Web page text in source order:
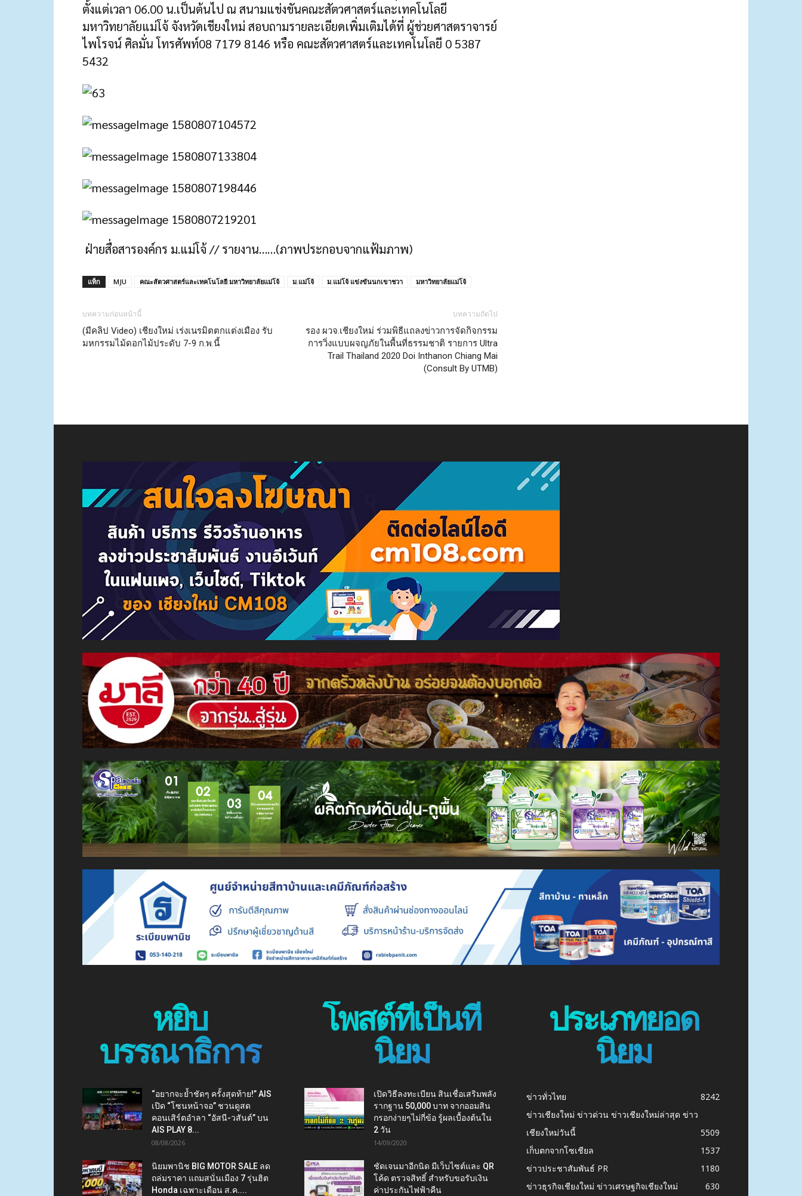
ตั้งแต่เวลา 06.00 น.เป็นต้นไป ณ สนามแข่งขันคณะสัตวศาสตร์และเทคโนโลยี
มหาวิทยาลัยแม่โจ้ จังหวัดเชียงใหม่ สอบถามรายละเอียดเพิ่มเติมได้ที่ ผู้ช่วยศาสตราจารย์
ไพโรจน์ ศิลมั่น โทรศัพท์08 7179 8146 หรือ คณะสัตวศาสตร์และเทคโนโลยี 0 5387
5432
ฝ่ายสื่อสารองค์กร ม.แม่โจ้ // รายงาน……(ภาพประกอบจากแฟ้มภาพ)
แท็ก MJU คณะสัตวศาสตร์และเทคโนโลยี มหาวิทยาลัยแม่โจ้ ม.แม่โจ้ ม.แม่โจ้ แข่งขันนกเขาชวา มหาวิทยาลัยแม่โจ้
บทความก่อนหน้านี้
(มีคลิป Video) เชียงใหม่ เร่งเนรมิตตกแต่งเมือง รับ
มหกรรมไม้ดอกไม้ประดับ 7-9 ก.พ.นี้
บทความถัดไป
รอง ผวจ.เชียงใหม่ ร่วมพิธีแถลงข่าวการจัดกิจกรรม
การวิ่งแบบผจญภัยในพื้นที่ธรรมชาติ รายการ Ultra
Trail Thailand 2020 Doi Inthanon Chiang Mai
(Consult By UTMB)
หยิบ
บรรณาธิการ
“อยากจะย้ำชัดๆ ครั้งสุดท้าย!” AIS
เปิด “โซนหน้าจอ” ชวนดูสด
คอนเสิร์ตอำลา “อัสนี-วสันต์” บน
AIS PLAY 8...
08/08/2026
นิยมพานิช BIG MOTOR SALE ลด
ถล่มราคา แถมสนั่นเมือง 7 รุ่นฮิต
Honda เฉพาะเดือน ส.ค....
โพสต์ที่เป็นที่
นิยม
เปิดวิธีลงทะเบียน สินเชื่อเสริมพลัง
รากฐาน 50,000 บาท จากออมสิน
กรอกง่ายๆไม่กี่ข้อ รู้ผลเบื้องต้นใน
2 วัน
14/09/2020
ชัดเจนมาอีกนิด มีเว็บไซต์และ QR
โค้ด ตรวจสิทธิ์ สำหรับขอรับเงิน
ค่าประกันไฟฟ้าคืน
ประเภทยอด
นิยม
ข่าวทั่วไทย
8242
ข่าวเชียงใหม่ ข่าวด่วน ข่าวเชียงใหม่ล่าสุด ข่าว
เชียงใหม่วันนี้
5509
เก็บตกจากโซเชียล
1537
ข่าวประชาสัมพันธ์ PR
1180
ข่าวธุรกิจเชียงใหม่ ข่าวเศรษฐกิจเชียงใหม่
630